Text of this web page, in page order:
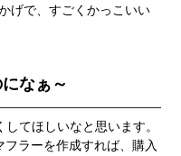
げで、すごくかっこいい
なぁ～
てほしいなと思います。
ラーを作成すれば、購入